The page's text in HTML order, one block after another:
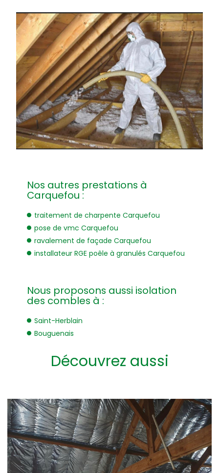
Nos autres prestations à
Carquefou :
traitement de charpente Carquefou
pose de vmc Carquefou
ravalement de façade Carquefou
installateur RGE poêle à granulés Carquefou
Nous proposons aussi isolation
des combles à :
Saint-Herblain
Bouguenais
Découvrez aussi